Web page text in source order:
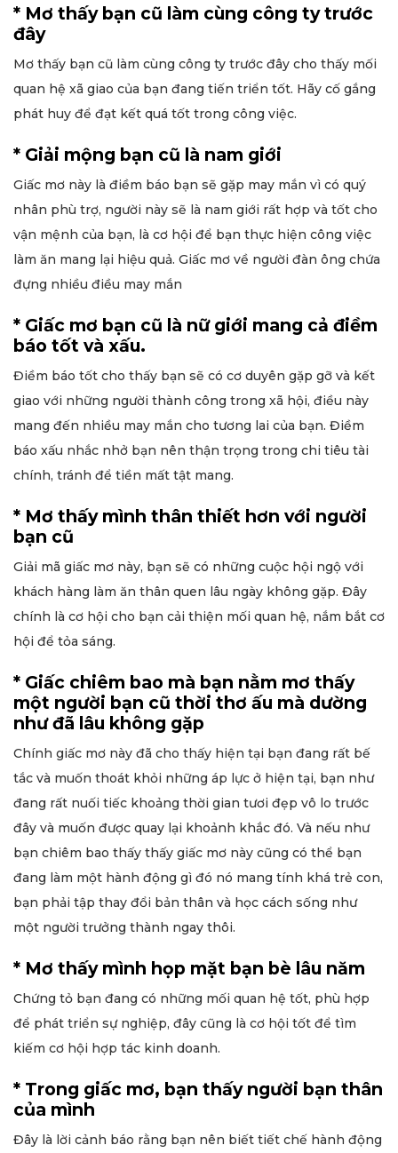
* Mơ thấy bạn cũ làm cùng công ty trước
đây
Mơ thấy bạn cũ làm cùng công ty trước đây cho thấy mối
quan hệ xã giao của bạn đang tiến triển tốt. Hãy cố gắng
phát huy để đạt kết quá tốt trong công việc.
* Giải mộng bạn cũ là nam giới
Giấc mơ này là điềm báo bạn sẽ gặp may mắn vì có quý
nhân phù trợ, người này sẽ là nam giới rất hợp và tốt cho
vận mệnh của bạn, là cơ hội để bạn thực hiện công việc
làm ăn mang lại hiệu quả. Giấc mơ về người đàn ông chứa
đựng nhiều điều may mắn
* Giấc mơ bạn cũ là nữ giới mang cả điềm
báo tốt và xấu.
Điềm báo tốt cho thấy bạn sẽ có cơ duyên gặp gỡ và kết
giao với những người thành công trong xã hội, điều này
mang đến nhiều may mắn cho tương lai của bạn. Điềm
báo xấu nhắc nhở bạn nên thận trọng trong chi tiêu tài
chính, tránh để tiền mất tật mang.
* Mơ thấy mình thân thiết hơn với người
bạn cũ
Giải mã giấc mơ này, bạn sẽ có những cuộc hội ngộ với
khách hàng làm ăn thân quen lâu ngày không gặp. Đây
chính là cơ hội cho bạn cải thiện mối quan hệ, nắm bắt cơ
hội để tỏa sáng.
* Giấc chiêm bao mà bạn nằm mơ thấy
một người bạn cũ thời thơ ấu mà dường
như đã lâu không gặp
Chính giấc mơ này đã cho thấy hiện tại bạn đang rất bế
tắc và muốn thoát khỏi những áp lực ở hiện tại, bạn như
đang rất nuối tiếc khoảng thời gian tươi đẹp vô lo trước
đây và muốn được quay lại khoảnh khắc đó. Và nếu như
bạn chiêm bao thấy thấy giấc mơ này cũng có thể bạn
đang làm một hành động gì đó nó mang tính khá trẻ con,
bạn phải tập thay đổi bản thân và học cách sống như
một người trưởng thành ngay thôi.
* Mơ thấy mình họp mặt bạn bè lâu năm
Chứng tỏ bạn đang có những mối quan hệ tốt, phù hợp
để phát triển sự nghiệp, đây cũng là cơ hội tốt để tìm
kiếm cơ hội hợp tác kinh doanh.
* Trong giấc mơ, bạn thấy người bạn thân
của mình
Đây là lời cảnh báo rằng bạn nên biết tiết chế hành động